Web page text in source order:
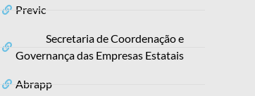
Previc
Secretaria de Coordenação e
Governança das Empresas Estatais
Abrapp